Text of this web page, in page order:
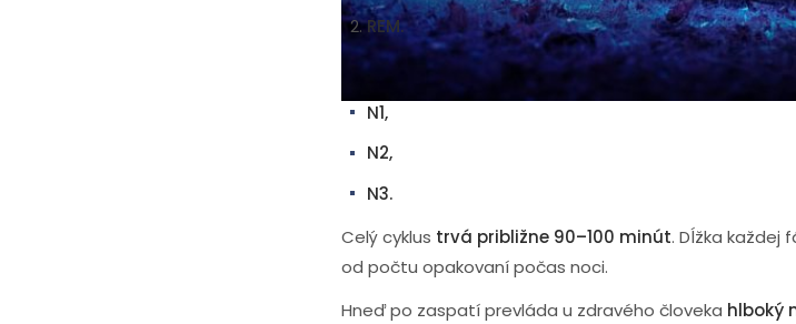
REM.
Non-REM sa ďalej delí na spánkové štádiá:
N1,
N2,
N3.
Celý cyklus trvá približne 90–100 minút. Dĺžka každej
od počtu opakovaní počas noci.
Hneď po zaspatí prevláda u zdravého človeka hlboký